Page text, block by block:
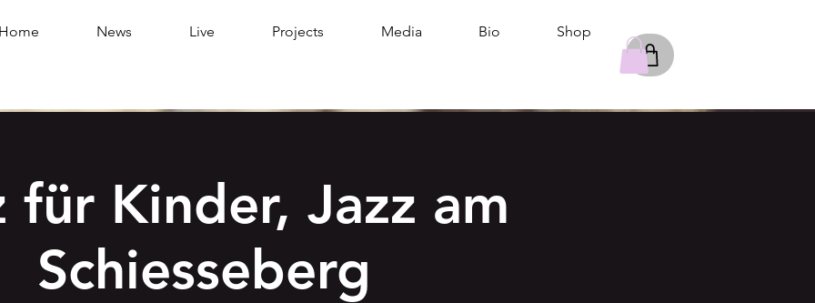
News Live Projects Media Bio Shop
für Kinder, Jazz am
Schiesseberg